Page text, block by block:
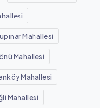
Mahallesi
Mahallesi
Mahallesi
Mahallesi